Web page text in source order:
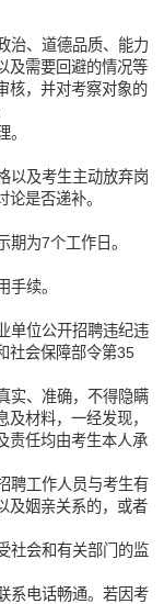
治、道德品质、能力
及需要回避的情况等
核，并对考察对象的
以及考生主动放弃岗
是否递补。
为7个工作日。
手续。
单位公开招聘违纪违
社会保障部令第35
实、准确，不得隐瞒
材料，一经发现，
责任均由考生本人承
聘工作人员与考生有
及姻亲关系的，或者
社会和有关部门的监
系电话畅通。若因考